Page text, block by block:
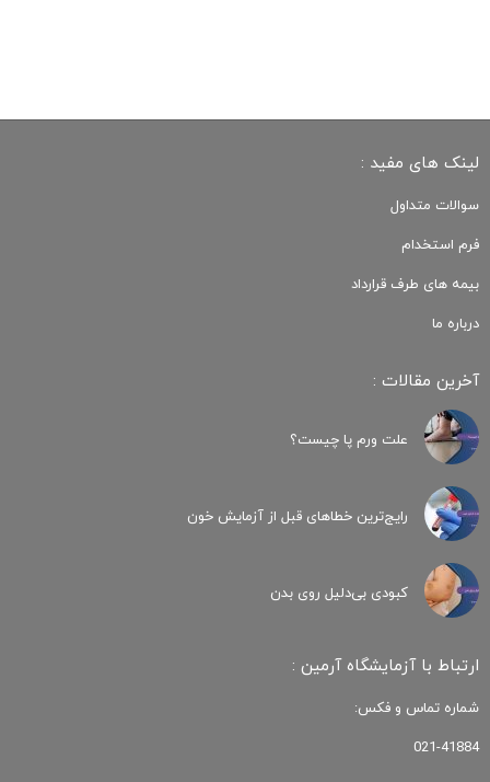
لینک های مفید :
سوالات متداول
فرم استخدام
بیمه های طرف قرارداد
درباره ما
آخرین مقالات :
علت ورم پا چیست؟
رایج‌ترین خطاهای قبل از آزمایش خون
کبودی‌ بی‌دلیل روی بدن
ارتباط با آزمایشگاه آرمین :
شماره تماس و فکس:
021-41884